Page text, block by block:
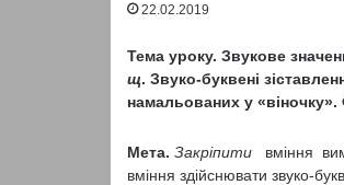
22.02.2019
Тема уроку. Звукове
щ. Звуко-буквені
намальованих у
Мета. Закріпитивміння
вміння здійснювати звуко-